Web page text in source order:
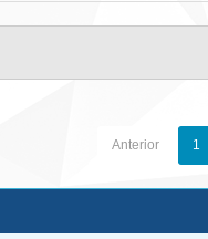
Anterior 1